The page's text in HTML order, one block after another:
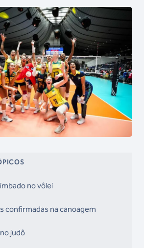
no vôlei
confirmadas na canoagem
judô